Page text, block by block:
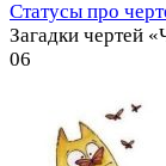
Статусы про
Загадки чертей
06